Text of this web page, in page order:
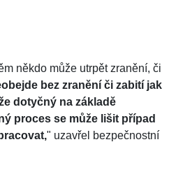
někdo může utrpět zranění, či
bez zranění či zabití jak
dotyčný na základě
proces se může lišit případ
" uzavřel bezpečnostní